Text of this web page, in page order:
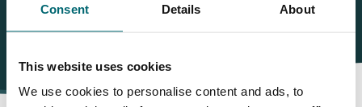
Consent Details About
This website uses cookies
We use cookies to personalise content and ads, to